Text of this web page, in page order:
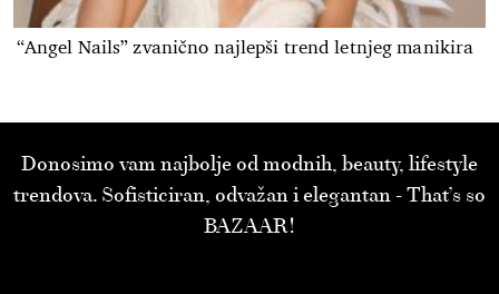
“Angel Nails” zvanično najlepši trend letnjeg manikira
Donosimo vam najbolje od modnih, beauty, lifestyle
trendova. Sofisticiran, odvažan i elegantan - That’s so
BAZAAR!